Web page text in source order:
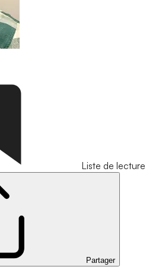
Liste de lecture
Partager